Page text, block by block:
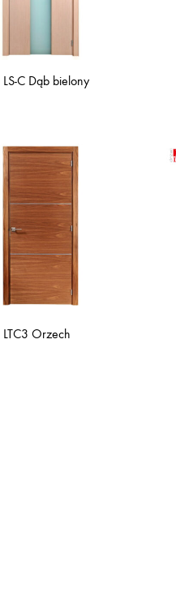
C Dąb bielony
Orzech